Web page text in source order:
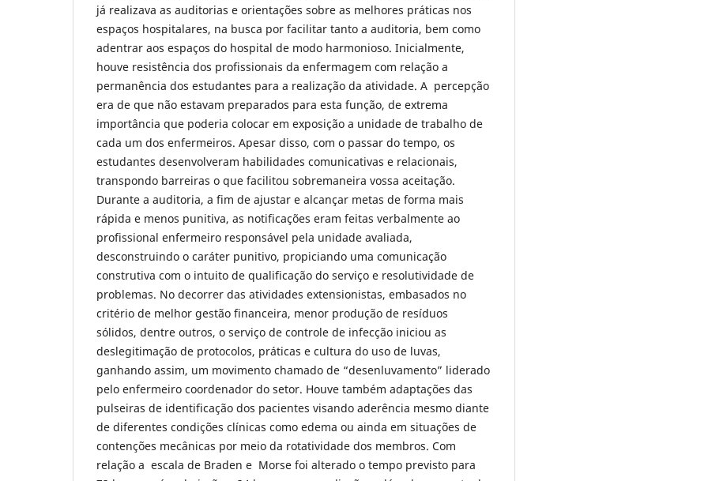
já realizava as auditorias e orientações sobre as melhores práticas nos
espaços hospitalares, na busca por facilitar tanto a auditoria, bem como
adentrar aos espaços do hospital de modo harmonioso. Inicialmente,
houve resistência dos profissionais da enfermagem com relação a
permanência dos estudantes para a realização da atividade. A percepção
era de que não estavam preparados para esta função, de extrema
importância que poderia colocar em exposição a unidade de trabalho de
cada um dos enfermeiros. Apesar disso, com o passar do tempo, os
estudantes desenvolveram habilidades comunicativas e relacionais,
transpondo barreiras o que facilitou sobremaneira vossa aceitação.
Durante a auditoria, a fim de ajustar e alcançar metas de forma mais
rápida e menos punitiva, as notificações eram feitas verbalmente ao
profissional enfermeiro responsável pela unidade avaliada,
desconstruindo o caráter punitivo, propiciando uma comunicação
construtiva com o intuito de qualificação do serviço e resolutividade de
problemas. No decorrer das atividades extensionistas, embasados no
critério de melhor gestão financeira, menor produção de resíduos
sólidos, dentre outros, o serviço de controle de infecção iniciou as
deslegitimação de protocolos, práticas e cultura do uso de luvas,
ganhando assim, um movimento chamado de “desenluvamento” liderado
pelo enfermeiro coordenador do setor. Houve também adaptações das
pulseiras de identificação dos pacientes visando aderência mesmo diante
de diferentes condições clínicas como edema ou ainda em situações de
contenções mecânicas por meio da rotatividade dos membros. Com
relação a escala de Braden e Morse foi alterado o tempo previsto para